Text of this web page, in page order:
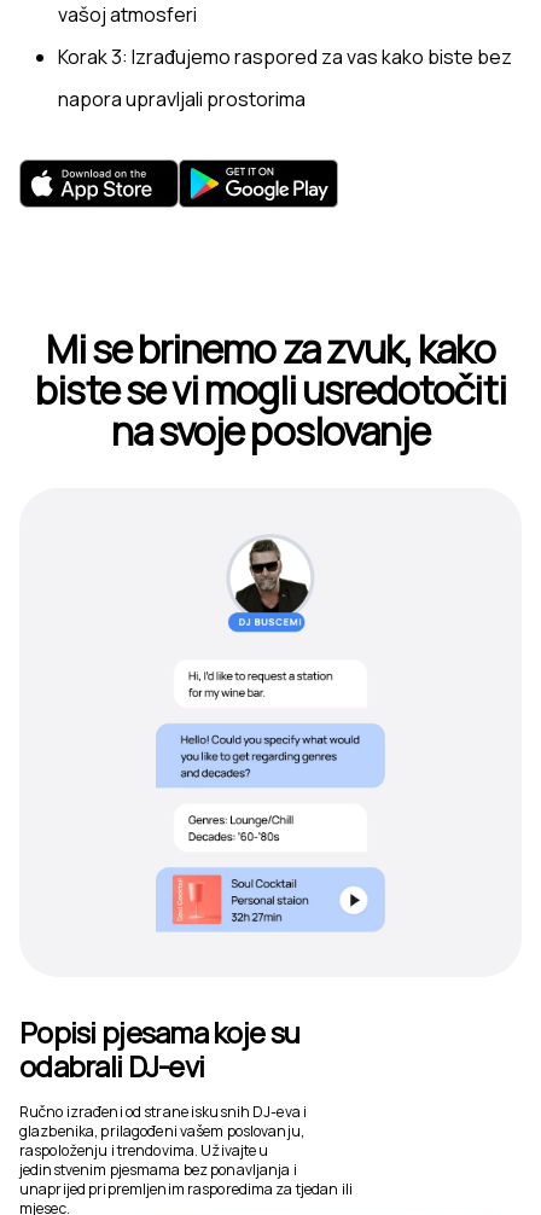
vašoj atmosferi
Korak 3: Izrađujemo raspored za vas kako biste bez
napora upravljali prostorima
Mi se brinemo za zvuk, kako
biste se vi mogli usredotočiti
na svoje poslovanje
Popisi pjesama koje su
odabrali DJ-evi
Ručno izrađeni od strane iskusnih DJ-eva i
glazbenika, prilagođeni vašem poslovanju,
raspoloženju i trendovima. Uživajte u
jedinstvenim pjesmama bez ponavljanja i
unaprijed pripremljenim rasporedima za tjedan ili
mjesec.